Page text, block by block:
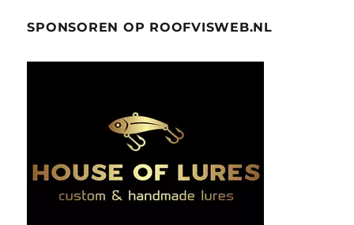
SPONSOREN OP ROOFVISWEB.NL